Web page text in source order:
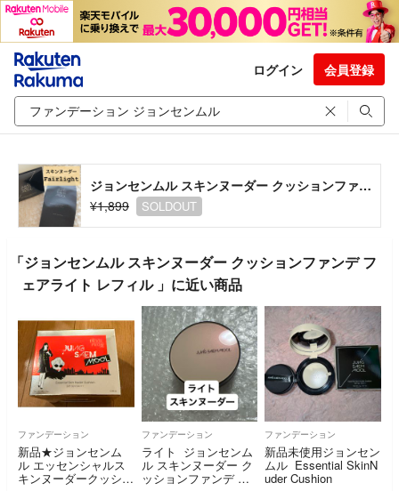
ログイン 会員登録
ジョンセンムル スキンヌーダー クッションファンデ フェアライト レフィル
¥1,899
SOLDOUT
「ジョンセンムル スキンヌーダー クッションファンデ フ
ェアライト レフィル 」に近い商品
ファンデーション
新品★ジョンセンム
ル エッセンシャルス
キンヌーダークッショ
ファンデーション
ライト ジョンセンム
ル スキンヌーダー ク
ッションファンデ 本
ファンデーション
新品未使用ジョンセン
ムル Essential SkinN
uder Cushion